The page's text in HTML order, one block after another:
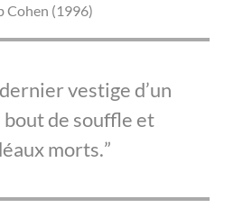
Cohen (1996)
vestige d’un
bout de souffle et
morts.